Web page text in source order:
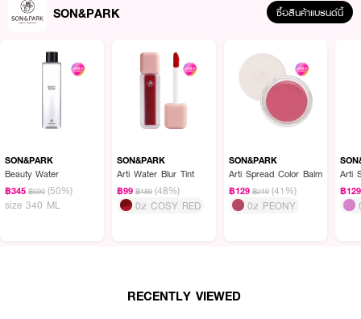
ไฮไลท์บาล์มที่ช่วยเพิ่มความสว่างหลายมิติ ให้ผิวสวยเปล่งประกายอย่างเป็น
● SON&PARK - อาร์ติ สเปรด ไฮไลท์ บาล์ม
● ไม่ใช่เนื้อฝุ่น แต่เป็นบาล์มเนื้อนุ่มละมุน
SON&PARK ซื้อสินค้าแบรนด์นี้
SON&PARK
Beauty Water
฿345 ฿690 (50%)
size 340 ML
SON&PARK
Arti Water Blur Tint
฿99 ฿189 (48%)
02 COSY RED
SON&PARK
Arti Spread Color Balm
฿129 ฿219 (41%)
02 PEONY
Arti
฿129
RECENTLY VIEWED